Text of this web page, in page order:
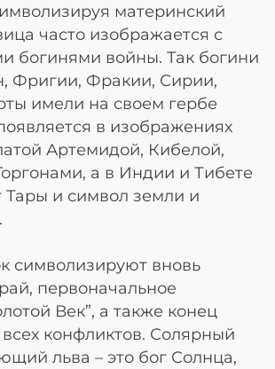
материнский
часто изображается с
богинями войны. Так богини
Фригии, Фракии, Сирии,
имели на своем гербе
в изображениях
Артемидой, Кибелой,
а в Индии и Тибете
Тары и символ земли и
символизируют вновь
первоначальное
Век”, а также конец
конфликтов. Солярный
льва – это бог Солнца,